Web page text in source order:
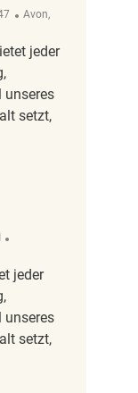
Ort
Avon,
jeder
unseres
setzt,
jeder
unseres
setzt,